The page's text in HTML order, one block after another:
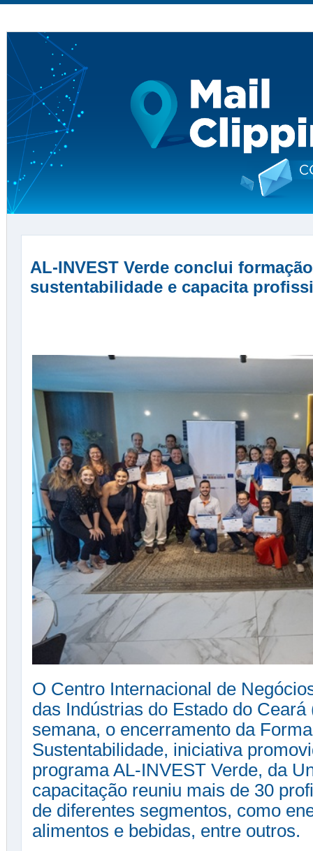
AL-INVEST Verde conclui
sustentabilidade e capacita
O Centro Internacional de
das Indústrias do Estado do
semana, o encerramento da
Sustentabilidade, iniciativa
programa AL-INVEST Verde, da
capacitação reuniu mais de 30
de diferentes segmentos, como
alimentos e bebidas, entre outros.